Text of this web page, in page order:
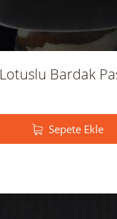
Lotuslu Bardak
Sepete Ekle